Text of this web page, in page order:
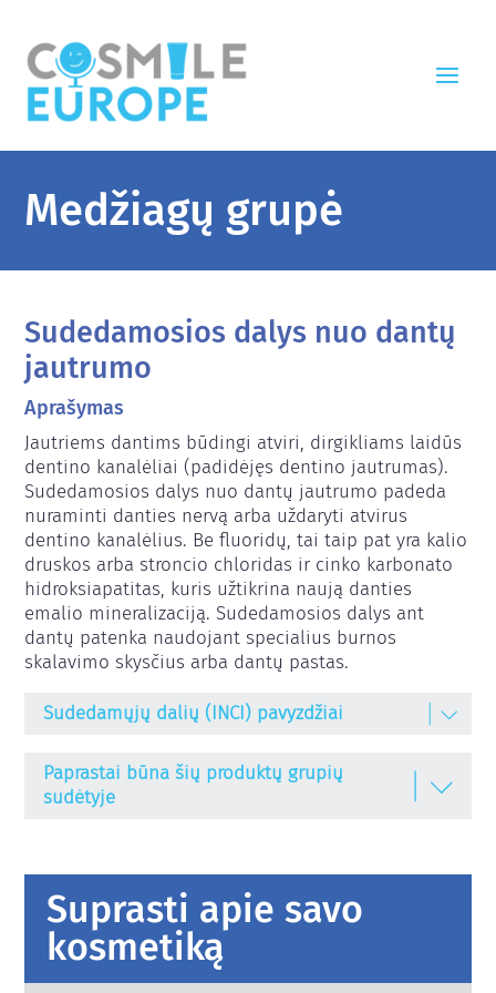
Medžiagų grupė
Sudedamosios dalys nuo dantų
jautrumo
Aprašymas
Jautriems dantims būdingi atviri, dirgikliams laidūs
dentino kanalėliai (padidėjęs dentino jautrumas).
Sudedamosios dalys nuo dantų jautrumo padeda
nuraminti danties nervą arba uždaryti atvirus
dentino kanalėlius. Be fluoridų, tai taip pat yra kalio
druskos arba stroncio chloridas ir cinko karbonato
hidroksiapatitas, kuris užtikrina naują danties
emalio mineralizaciją. Sudedamosios dalys ant
dantų patenka naudojant specialius burnos
skalavimo skysčius arba dantų pastas.
Sudedamųjų dalių (INCI) pavyzdžiai
HYDROXYAPATITE
Hidroksilapatitas
STRONTIUM CHLORIDE
Stroncio chloridas
ZINC HYDROXYAPATITE
Paprastai būna šių produktų grupių
sudėtyje
Burnos skalavimo skystis
Dantų balinimo priemonės
Suprasti apie savo
kosmetiką